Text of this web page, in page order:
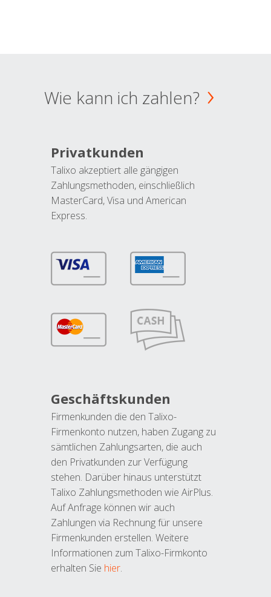
Wie kann ich zahlen?
Privatkunden
Talixo akzeptiert alle gängigen
Zahlungsmethoden, einschließlich
MasterCard, Visa und American
Express.
Geschäftskunden
Firmenkunden die den Talixo-
Firmenkonto nutzen, haben Zugang zu
sämtlichen Zahlungsarten, die auch
den Privatkunden zur Verfügung
stehen. Darüber hinaus unterstützt
Talixo Zahlungsmethoden wie AirPlus.
Auf Anfrage können wir auch
Zahlungen via Rechnung für unsere
Firmenkunden erstellen. Weitere
Informationen zum Talixo-Firmkonto
erhalten Sie hier.